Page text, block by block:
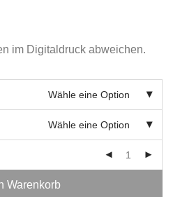
im Digitaldruck abweichen.
Wähle eine Option
Wähle eine Option
Warenkorb